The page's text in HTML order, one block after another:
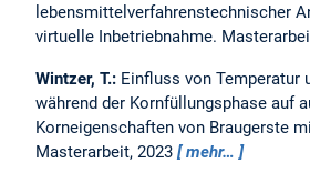
lebensmittelverfahrenstechnischer
virtuelle Inbetriebnahme.
Wintzer, T.: Einfluss von Temperatur
während der Kornfüllungsphase auf
Korneigenschaften von Braugerste
Masterarbeit, 2023 mehr…